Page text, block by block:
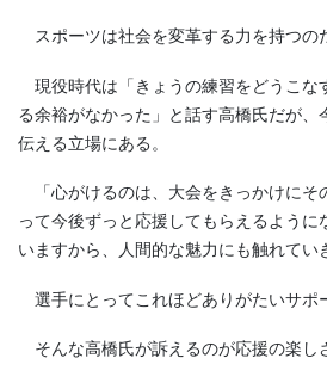
スポーツは社会を変革する力を持つの
現役時代は「きょうの練習をどうこな
る余裕がなかった」と話す高橋氏だが、
伝える立場にある。
「心がけるのは、大会をきっかけにそ
って今後ずっと応援してもらえるように
いますから、人間的な魅力にも触れてい
選手にとってこれほどありがたいサポ
そんな高橋氏が訴えるのが応援の楽し